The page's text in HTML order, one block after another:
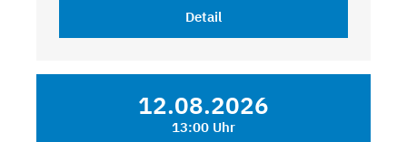
Detail
12.08.2026
13:00 Uhr